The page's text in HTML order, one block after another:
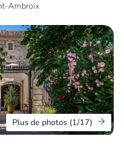
Ambroix
Plus de photos (1/17)